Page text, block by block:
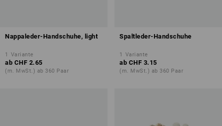
Nappaleder-Handschuhe, light
1 Variante
ab CHF 2.65
(m. MwSt.) ab 360 Paar
Spaltleder-Handschuhe
1 Variante
ab CHF 3.15
(m. MwSt.) ab 360 Paar